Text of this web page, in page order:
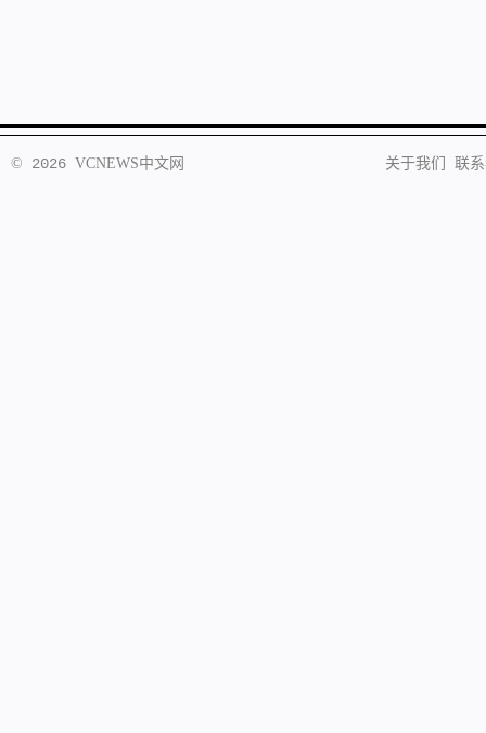
© 2026 VCNEWS中文网 关于我们 联